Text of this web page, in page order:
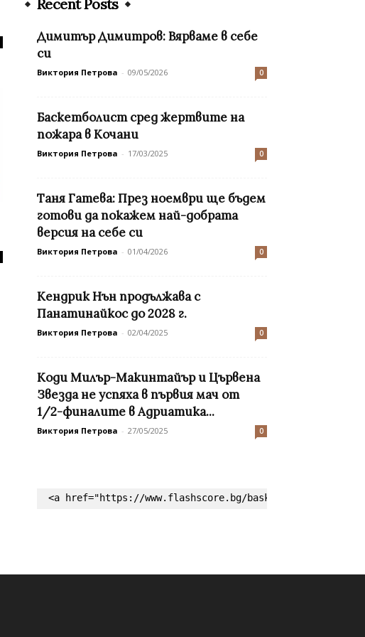
Recent Posts
Димитър Димитров: Вярваме в себе
си
Виктория Петрова - 09/05/2026 0
Баскетболист сред жертвите на
пожара в Кочани
Виктория Петрова - 17/03/2025 0
Таня Гатева: През ноември ще бъдем
готови да покажем най-добрата
версия на себе си
Виктория Петрова - 01/04/2026 0
Кендрик Нън продължава с
Панатинайкос до 2028 г.
Виктория Петрова - 02/04/2025 0
Коди Милър-Макинтайър и Цървена
Звезда не успяха в първия мач от
1/2-финалите в Адриатика...
Виктория Петрова - 27/05/2025 0
<a href="https://www.flashscore.bg/basketball/"